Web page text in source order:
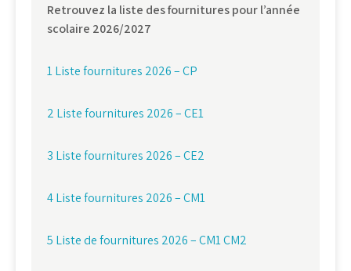
Retrouvez la liste des fournitures pour l’année
scolaire 2026/2027
1 Liste fournitures 2026 – CP
2 Liste fournitures 2026 – CE1
3 Liste fournitures 2026 – CE2
4 Liste fournitures 2026 – CM1
5 Liste de fournitures 2026 – CM1 CM2